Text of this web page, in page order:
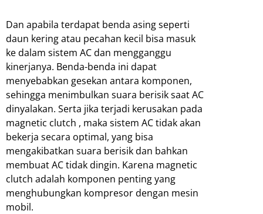
Dan apabila terdapat benda asing seperti
daun kering atau pecahan kecil bisa masuk
ke dalam sistem AC dan mengganggu
kinerjanya. Benda-benda ini dapat
menyebabkan gesekan antara komponen,
sehingga menimbulkan suara berisik saat AC
dinyalakan. Serta jika terjadi kerusakan pada
magnetic clutch , maka sistem AC tidak akan
bekerja secara optimal, yang bisa
mengakibatkan suara berisik dan bahkan
membuat AC tidak dingin. Karena magnetic
clutch adalah komponen penting yang
menghubungkan kompresor dengan mesin
mobil.